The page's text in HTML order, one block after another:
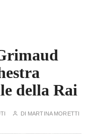
della Rai
DI MARTINA MORETTI